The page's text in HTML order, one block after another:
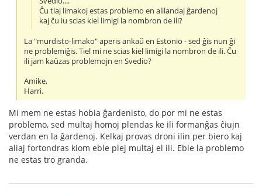
Ĉu tiaj limakoj estas problemo en alilandaj ĝardenoj
kaj ĉu iu scias kiel limigi la nombron de ili?
La "murdisto-limako" aperis ankaŭ en Estonio - sed ĝis nun ĝi
ne problemiĝis. Tiel mi ne scias kiel limigi la nombron de ili. Ĉu
ili jam kaŭzas problemojn en Svedio?
Amike,
Harri.
Mi mem ne estas hobia ĝardenisto, do por mi ne estas
problemo, sed multaj homoj plendas ke ili formanĝas ĉiujn
verdan en la ĝardenoj. Kelkaj provas droni ilin per biero kaj
aliaj fortondras kiom eble plej multaj el ili. Eble la problemo
ne estas tro granda.